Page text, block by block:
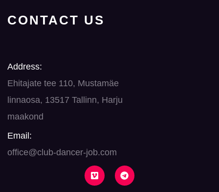
CONTACT US
Address:
Ehitajate tee 110, Mustamäe
linnaosa, 13517 Tallinn, Harju
maakond
Email:
office@club-dancer-job.com